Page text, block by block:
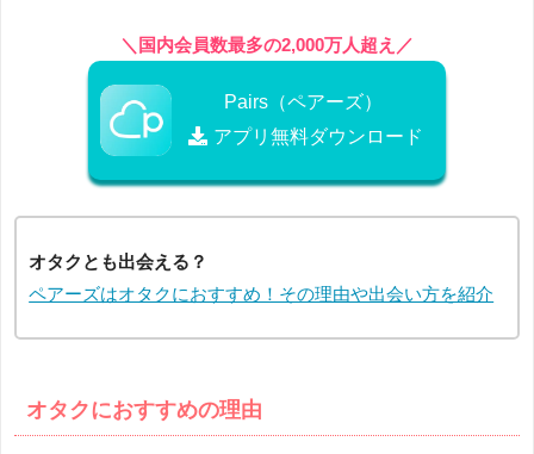
＼国内会員数最多の2,000万人超え／
Pairs（ペアーズ）
アプリ無料ダウンロード
オタクとも出会える？
ペアーズはオタクにおすすめ！その理由や出会い方を紹介
オタクにおすすめの理由